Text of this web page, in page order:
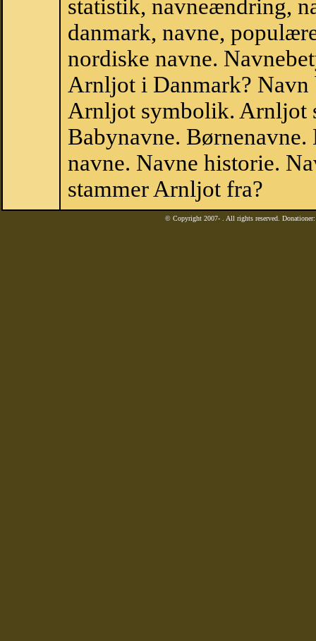
statistik, navneændring,
danmark, navne,
nordiske navne.
Arnljot i Danmark?
Arnljot symbolik. Arnljot
Babynavne.
navne. Navne historie.
stammer Arnljot fra?
© Copyright 2007- . All rights reserved.